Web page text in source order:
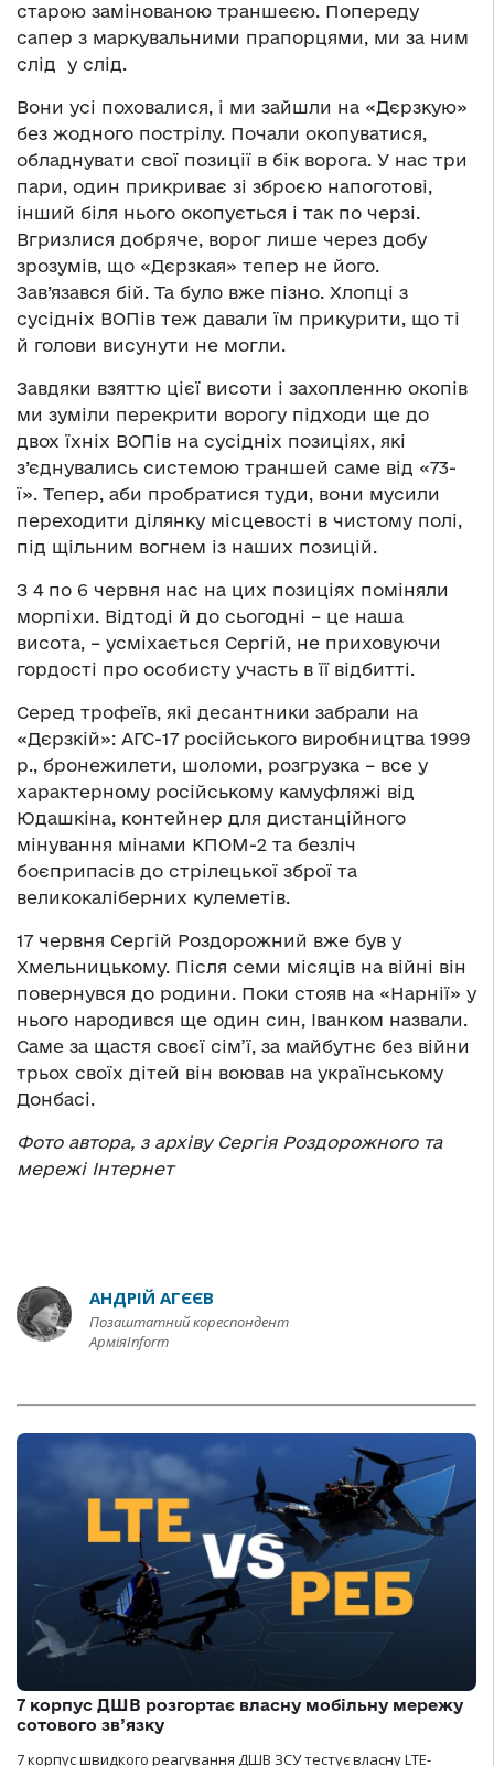
старою замінованою траншеєю. Попереду
сапер з маркувальними прапорцями, ми за ним
слід у слід.
Вони усі поховалися, і ми зайшли на «Дєрзкую»
без жодного пострілу. Почали окопуватися,
обладнувати свої позиції в бік ворога. У нас три
пари, один прикриває зі зброєю напоготові,
інший біля нього окопується і так по черзі.
Вгризлися добряче, ворог лише через добу
зрозумів, що «Дєрзкая» тепер не його.
Зав’язався бій. Та було вже пізно. Хлопці з
сусідніх ВОПів теж давали їм прикурити, що ті
й голови висунути не могли.
Завдяки взяттю цієї висоти і захопленню окопів
ми зуміли перекрити ворогу підходи ще до
двох їхніх ВОПів на сусідніх позиціях, які
з’єднувались системою траншей саме від «73-
ї». Тепер, аби пробратися туди, вони мусили
переходити ділянку місцевості в чистому полі,
під щільним вогнем із наших позицій.
З 4 по 6 червня нас на цих позиціях поміняли
морпіхи. Відтоді й до сьогодні – це наша
висота, – усміхається Сергій, не приховуючи
гордості про особисту участь в її відбитті.
Серед трофеїв, які десантники забрали на
«Дєрзкій»: АГС-17 російського виробництва 1999
р., бронежилети, шоломи, розгрузка – все у
характерному російському камуфляжі від
Юдашкіна, контейнер для дистанційного
мінування мінами КПОМ-2 та безліч
боєприпасів до стрілецької зброї та
великокаліберних кулеметів.
17 червня Сергій Роздорожний вже був у
Хмельницькому. Після семи місяців на війні він
повернувся до родини. Поки стояв на «Нарнії» у
нього народився ще один син, Іванком назвали.
Саме за щастя своєї сім’ї, за майбутнє без війни
трьох своїх дітей він воював на українському
Донбасі.
Фото автора, з архіву Сергія Роздорожного та
мережі Інтернет
АНДРІЙ АГЄЄВ
Позаштатний кореспондент
АрміяInform
7 корпус ДШВ розгортає власну мобільну мережу
сотового зв’язку
7 корпус швидкого реагування ДШВ ЗСУ тестує власну LTE-